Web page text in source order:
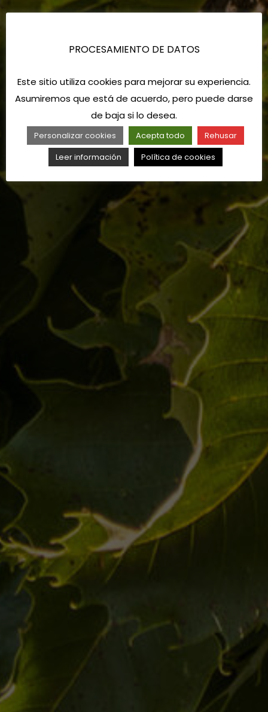
PROCESAMIENTO DE DATOS
Este sitio utiliza cookies para mejorar su experiencia.
Asumiremos que está de acuerdo, pero puede darse
de baja si lo desea.
Personalizar cookies Acepta todo
Rehusar
Leer información
Política de cookies